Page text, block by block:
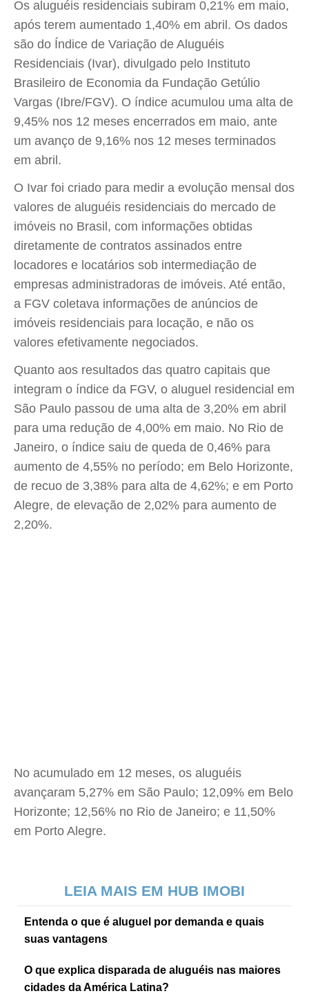
Os aluguéis residenciais subiram 0,21% em maio,
após terem aumentado 1,40% em abril. Os dados
são do Índice de Variação de Aluguéis
Residenciais (Ivar), divulgado pelo Instituto
Brasileiro de Economia da Fundação Getúlio
Vargas (Ibre/FGV). O índice acumulou uma alta de
9,45% nos 12 meses encerrados em maio, ante
um avanço de 9,16% nos 12 meses terminados
em abril.
O Ivar foi criado para medir a evolução mensal dos
valores de aluguéis residenciais do mercado de
imóveis no Brasil, com informações obtidas
diretamente de contratos assinados entre
locadores e locatários sob intermediação de
empresas administradoras de imóveis. Até então,
a FGV coletava informações de anúncios de
imóveis residenciais para locação, e não os
valores efetivamente negociados.
Quanto aos resultados das quatro capitais que
integram o índice da FGV, o aluguel residencial em
São Paulo passou de uma alta de 3,20% em abril
para uma redução de 4,00% em maio. No Rio de
Janeiro, o índice saiu de queda de 0,46% para
aumento de 4,55% no período; em Belo Horizonte,
de recuo de 3,38% para alta de 4,62%; e em Porto
Alegre, de elevação de 2,02% para aumento de
2,20%.
No acumulado em 12 meses, os aluguéis
avançaram 5,27% em São Paulo; 12,09% em Belo
Horizonte; 12,56% no Rio de Janeiro; e 11,50%
em Porto Alegre.
LEIA MAIS EM HUB IMOBI
Entenda o que é aluguel por demanda e quais
suas vantagens
O que explica disparada de aluguéis nas maiores
cidades da América Latina?